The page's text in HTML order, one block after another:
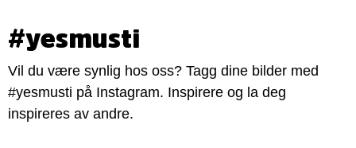
#yesmusti
Vil du være synlig hos oss? Tagg dine bilder med
#yesmusti på Instagram. Inspirere og la deg
inspireres av andre.